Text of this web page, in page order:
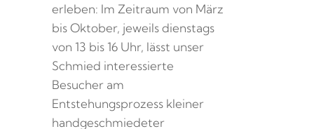
erleben: Im Zeitraum von März
bis Oktober, jeweils dienstags
von 13 bis 16 Uhr, lässt unser
Schmied interessierte
Besucher am
Entstehungsprozess kleiner
handgeschmiedeter